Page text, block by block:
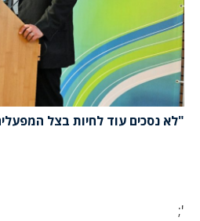
"לא נסכים עוד לחיות בצל
';